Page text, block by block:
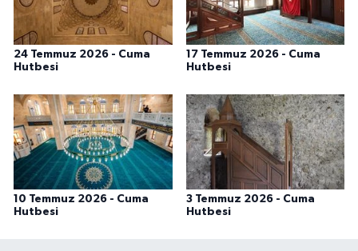
24 Temmuz 2026 - Cuma
Hutbesi
17 Temmuz 2026 - Cuma
Hutbesi
10 Temmuz 2026 - Cuma
Hutbesi
3 Temmuz 2026 - Cuma
Hutbesi